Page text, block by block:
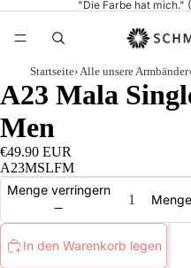
"Die Farbe hat mich."
Startseite›Alle unsere Armbänder›
A23 Mala
Men
€49.90 EUR
A23MSLFM
Menge verringern
In den Warenkorb legen